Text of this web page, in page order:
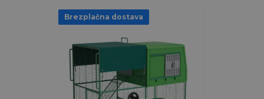
Brezplačna dostava